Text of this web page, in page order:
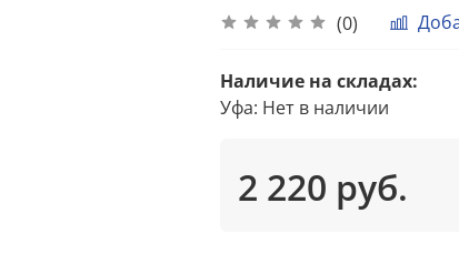
(0)
Наличие на складах:
Уфа: Нет в наличии
2 220 руб.